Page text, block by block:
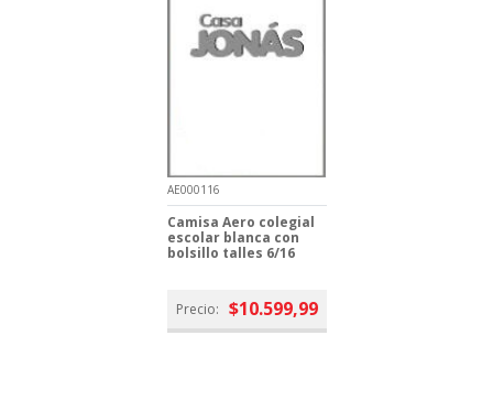
AE000116
Camisa Aero colegial
escolar blanca con
bolsillo talles 6/16
Precio: $10.599,99